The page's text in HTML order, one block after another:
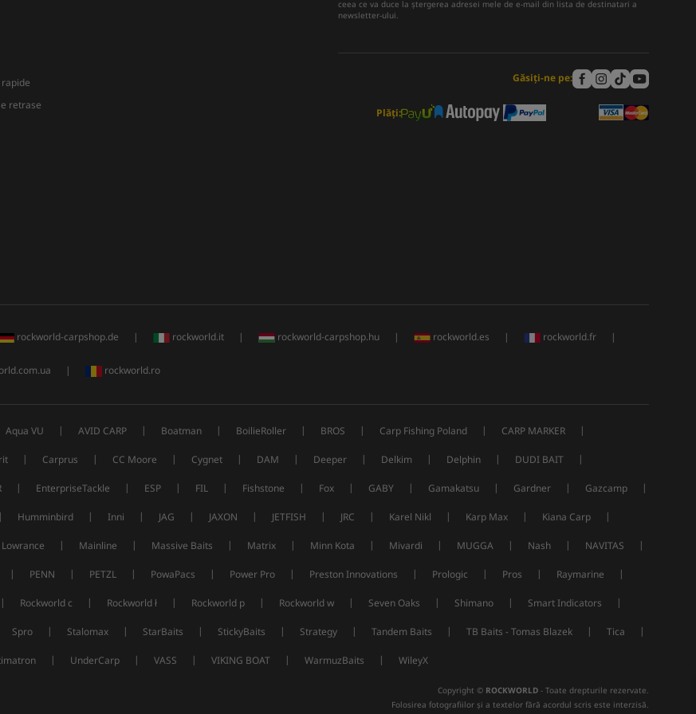
ceea ce va duce la ștergerea adresei mele de e-mail din lista de destinatari a
newsletter-ului.
Găsiți-ne pe:
Plăți:
retrase
rockworld-carpshop.de | rockworld.it | rockworld-carpshop.hu | rockworld.es | rockworld.fr |
| rockworld.ro
Aqua VU | AVID CARP | Boatman | BoilieRoller | BROS | Carp Fishing Poland | CARP MARKER |
| Carprus | CC Moore | Cygnet | DAM | Deeper | Delkim | Delphin | DUDI BAIT |
| EnterpriseTackle | ESP | FIL | Fishstone | Fox | GABY | Gamakatsu | Gardner | Gazcamp |
| Humminbird | Inni | JAG | JAXON | JETFISH | JRC | Karel Nikl | Karp Max | Kiana Carp |
Lowrance | Mainline | Massive Baits | Matrix | Minn Kota | Mivardi | MUGGA | Nash | NAVITAS |
| PENN | PETZL | PowaPacs | Power Pro | Preston Innovations | Prologic | Pros | Raymarine |
| Rockworld c | Rockworld ł | Rockworld p | Rockworld w | Seven Oaks | Shimano | Smart Indicators |
Spro | Stalomax | StarBaits | StickyBaits | Strategy | Tandem Baits | TB Baits - Tomas Blazek | Tica |
| UnderCarp | VASS | VIKING BOAT | WarmuzBaits | WileyX
Copyright © ROCKWORLD- Toate drepturile rezervate.
Folosirea fotografiilor și a textelor fără acordul scris este interzisă.